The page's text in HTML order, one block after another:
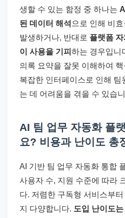
생할 수 있는 함정 중 하나는
된 데이터 해석 으로 인해 비
발생하거나, 반대로 플랫폼
이 사용을 기피 하는 경우입니
의록 요약을 잘못 이해하여
복잡한 인터페이스로 인해 팀
는 데 어려움을 겪을 수 있습
AI 팀 업무 자동화 플
요? 비용과 난이도 총
AI 기반 팀 업무 자동화 통합
사용자 수, 지원 수준에 따라
다. 저렴한 구독형 서비스부
지 다양합니다. 도입 난이도